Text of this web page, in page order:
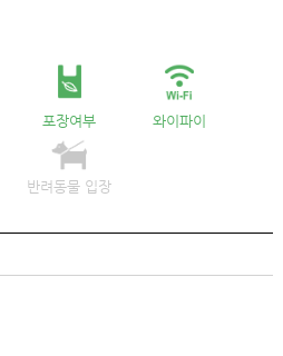
포장여부 와이파이
반려동물 입장